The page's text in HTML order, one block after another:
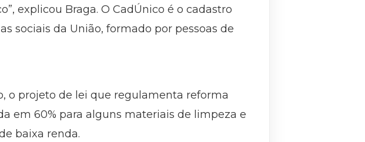
explicou Braga. O CadÚnico é o cadastro
sociais da União, formado por pessoas de
o projeto de lei que regulamenta reforma
em 60% para alguns materiais de limpeza e
baixa renda.